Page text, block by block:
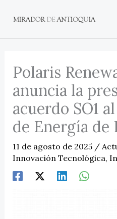
Polaris
anuncia la
acuerdo SO1
de Energía de
11 de agosto de 2025 /
Innovación Tecnológica,